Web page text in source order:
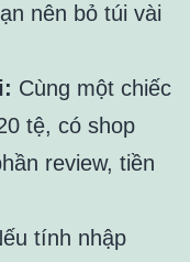
nên bỏ túi vài
Cùng một chiếc
tệ, có shop
review, tiền
tính nhập